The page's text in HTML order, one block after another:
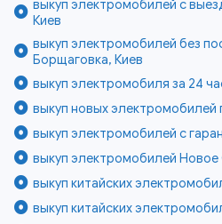
выкуп электромобилей с
Киев
выкуп электромобилей без
Борщаговка, Киев
выкуп электромобиля за 24
выкуп новых электромобилей
выкуп электромобилей с
выкуп электромобилей Новое
выкуп китайских
выкуп китайских